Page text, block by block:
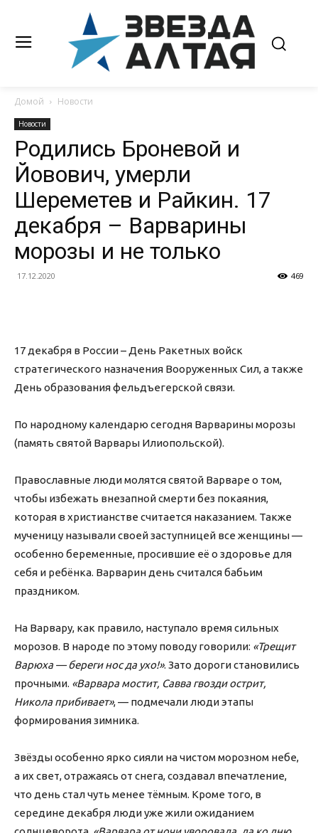
Домой Новости
Новости
Родились Броневой и
Йовович, умерли
Шереметев и Райкин. 17
декабря – Варварины
морозы и не только
17.12.2020 469
17 декабря в России – День Ракетных войск
стратегического назначения Вооруженных Сил, а также
День образования фельдъегерской связи.
По народному календарю сегодня Варварины морозы
(память святой Варвары Илиопольской).
Православные люди молятся святой Варваре о том,
чтобы избежать внезапной смерти без покаяния,
которая в христианстве считается наказанием. Также
мученицу называли своей заступницей все женщины —
особенно беременные, просившие её о здоровье для
себя и ребёнка. Варварин день считался бабьим
праздником.
На Варвару, как правило, наступало время сильных
морозов. В народе по этому поводу говорили: «Трещит
Варюха — береги нос да ухо!». Зато дороги становились
прочными. «Варвара мостит, Савва гвозди острит,
Никола прибивает», — подмечали люди этапы
формирования зимника.
Звёзды особенно ярко сияли на чистом морозном небе,
а их свет, отражаясь от снега, создавал впечатление,
что день стал чуть менее тёмным. Кроме того, в
середине декабря люди уже жили ожиданием